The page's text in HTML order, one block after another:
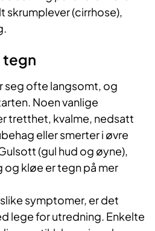
skrumplever (cirrhose),
tegn
seg ofte langsomt, og
Noen vanlige
tretthet, kvalme, nedsatt
eller smerter i øvre
(gul hud og øyne),
og kløe er tegn på mer
symptomer, er det
lege for utredning. Enkelte